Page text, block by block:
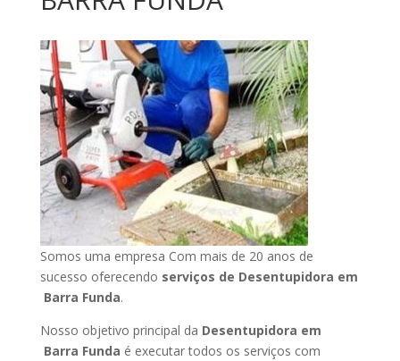
Somos uma empresa Com mais de 20 anos de
sucesso oferecendo serviços de Desentupidora em
Barra Funda.
Nosso objetivo principal da Desentupidora em
Barra Funda é executar todos os serviços com